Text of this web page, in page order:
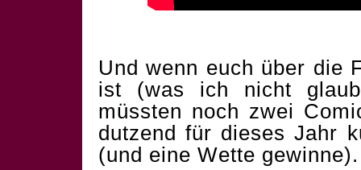
Und wenn euch über die
ist (was ich nicht
müssten noch zwei
dutzend für dieses Jahr
(und eine Wette